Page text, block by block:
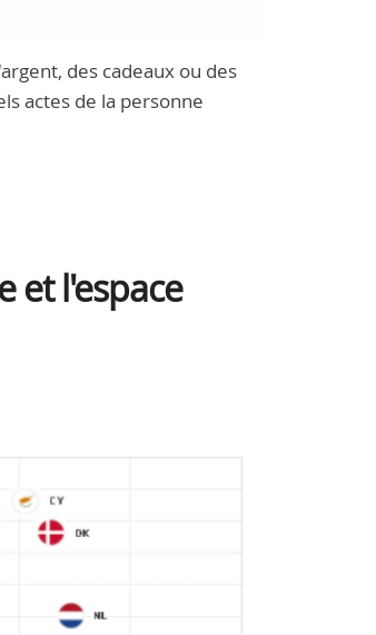
des cadeaux ou des
actes de la personne
et l'espace